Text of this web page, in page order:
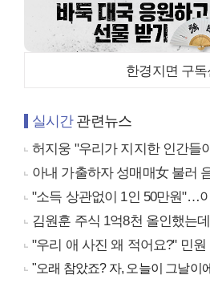
한경지면 구독
실시간관련뉴스
허지웅 "우리가 지지한 인간들이
아내 가출하자 성매매女 불러
"소득 상관없이 1인 50만원"…
김원훈 주식 1억8천 올인했는
"우리 애 사진 왜 적어요?" 민
"오래 참았죠? 자, 오늘이 그날이